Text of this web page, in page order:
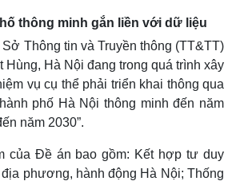
thông minh gắn liền với dữ liệu
Thông tin và Truyền thông (TT&TT)
Hùng, Hà Nội đang trong quá trình xây
vụ cụ thể phải triển khai thông qua
phố Hà Nội thông minh đến năm
năm 2030”.
của Đề án bao gồm: Kết hợp tư duy
phương, hành động Hà Nội; Thống